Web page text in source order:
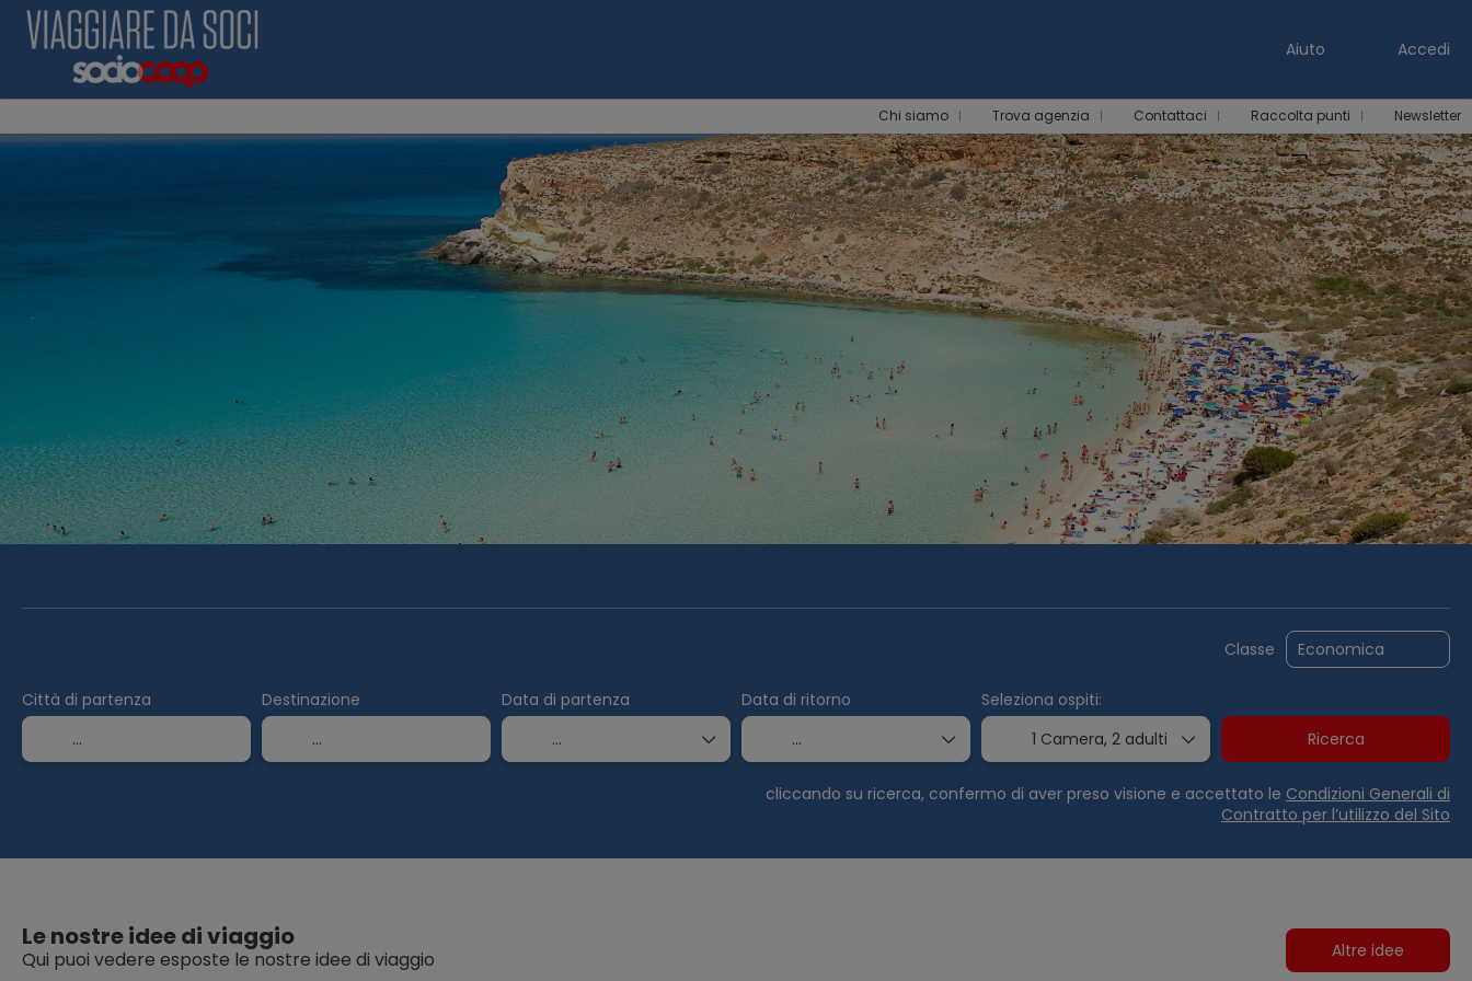
Aiuto Accedi
Chi siamo Trova agenzia Contattaci Raccolta punti Newsletter
Classe
Città di partenza Destinazione Data di partenza Data di ritorno
Seleziona ospiti:
1 Camera, 2 adulti Ricerca
cliccando su ricerca, confermo di aver preso visione e accettato le Condizioni Generali di
Contratto per l’utilizzo del Sito
Le nostre idee di viaggio
Qui puoi vedere esposte le nostre idee di viaggio Altre idee